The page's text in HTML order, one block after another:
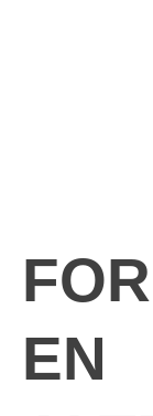
EN